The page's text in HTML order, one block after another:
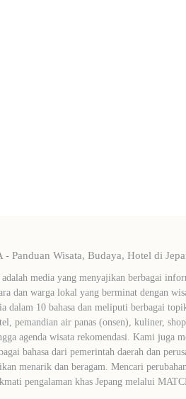
- Panduan Wisata, Budaya, Hotel di
media yang menyajikan berbagai
dan warga lokal yang berminat dengan
dalam 10 bahasa dan meliputi berbagai
pemandian air panas (onsen), kuliner,
agenda wisata rekomendasi. Kami juga
bahasa dari pemerintah daerah dan
menarik dan beragam. Mencari
pengalaman khas Jepang melalui